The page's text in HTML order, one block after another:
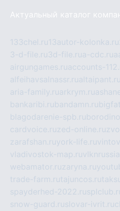
Актуальный каталог
133chel.ru13autor-kolonka.ru
3-d-file.ru3d-file.rua-cdc.ru
airgungames.ruaccounts-
alfeihavsalnassr.rualtaipant.ru
aria-family.ruarkrym.ru
bankaribi.rubandamn.ru
blagodarenie-spb.ru
cardvoice.ruzed-online.ru
zarafshan.ruyork-life.ru
vladivostok-map.ru
webamator.ruzaryna.ru
trade-farm.rutajuncos.ru
spayderhed-2022.ru
snow-guard.ruslovar-ivrit.ru